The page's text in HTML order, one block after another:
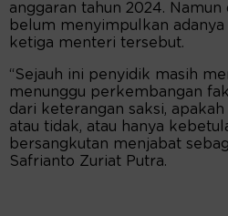
anggaran tahun 2024.
belum menyimpulkan
ketiga menteri tersebut.
“Sejauh ini penyidik masih
menunggu perkembangan
dari keterangan saksi,
atau tidak, atau hanya
bersangkutan menjabat
Safrianto Zuriat Putra.